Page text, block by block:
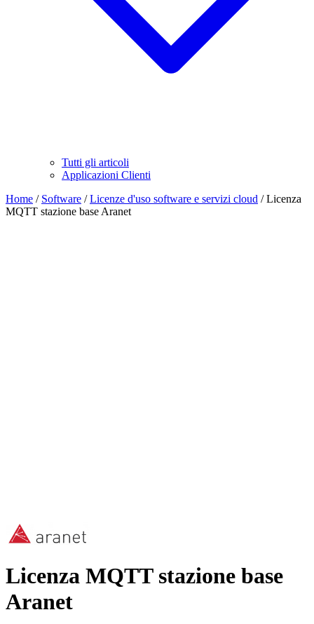
Tutti gli articoli
Applicazioni Clienti
Home / Software /Licenze d'uso software e servizi cloud / Licenza
MQTT stazione base Aranet
Licenza MQTT stazione base
Aranet